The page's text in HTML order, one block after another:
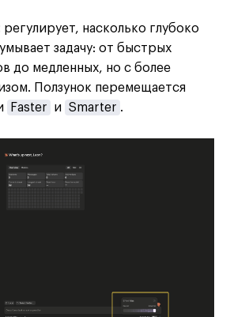
регулирует, насколько глубоко
задачу: от быстрых
до медленных, но с более
Ползунок перемещается
Faster и Smarter .